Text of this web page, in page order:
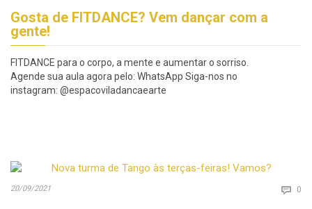
Gosta de FITDANCE? Vem dançar com a
gente!
FITDANCE para o corpo, a mente e aumentar o sorriso.
Agende sua aula agora pelo: WhatsApp Siga-nos no
instagram: @espacoviladancaearte
20/09/2021  0